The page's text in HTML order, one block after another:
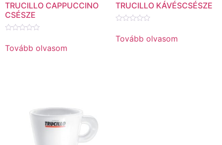
TRUCILLO CAPPUCCINO
CSÉSZE
0
Tovább olvasom
TRUCILLO KÁVÉSCSÉSZE
0
Tovább olvasom